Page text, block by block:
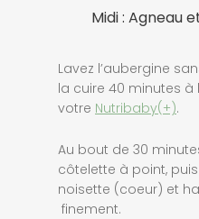
Midi : Agneau
Lavez l’aubergine
la cuire 40 minutes
votre Nutribaby(+).
Au bout de 30
côtelette à point,
noisette (coeur) et
finement.